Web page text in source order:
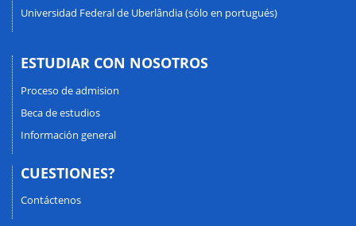
Universidad Federal de Uberlândia (sólo en portugués)
ESTUDIAR CON NOSOTROS
Proceso de admision
Beca de estudios
Información general
CUESTIONES?
Contáctenos